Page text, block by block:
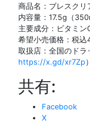
商品名：ブレスクリ
内容量：17.5g（
主要成分：ビタミ
希望小売価格：税込
取扱店：全国のドラ
https://x.gd/xr7Zp）
共有:
Facebook
X